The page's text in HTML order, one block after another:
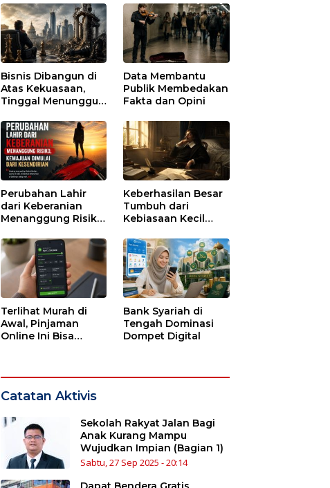
Bisnis Dibangun di
Atas Kekuasaan,
Tinggal Menunggu
Data Membantu
Publik Membedakan
Fakta dan Opini
Perubahan Lahir
dari Keberanian
Menanggung Risiko,
dari Kesendirian
Keberhasilan Besar
Tumbuh dari
Kebiasaan Kecil
dengan Sabar
Terlihat Murah di
Awal, Pinjaman
Online Ini Bisa
Bank Syariah di
Tengah Dominasi
Dompet Digital
Catatan Aktivis
Sekolah Rakyat Jalan Bagi
Anak Kurang Mampu
Wujudkan Impian (Bagian 1)
Sabtu, 27 Sep 2025 - 20:14